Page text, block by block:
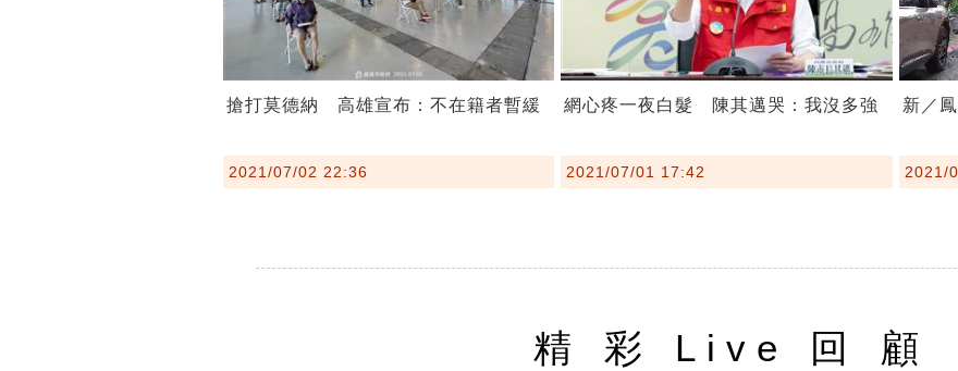
搶打莫德納 高雄宣布：不在籍者暫緩
2021/07/02 22:36
網心疼一夜白髮 陳其邁哭：我沒多強
2021/07/01 17:42
新／
2021/
精 彩 Live 回 顧